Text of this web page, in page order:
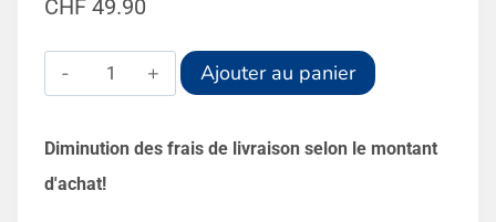
CHF 49.90
quantité
de
Chargeuse
sur
Ajouter au panier
Diminution des frais de livraison selon le montant
d'achat!